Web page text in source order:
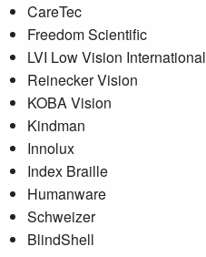
CareTec
Freedom Scientific
LVI Low Vision International
Reinecker Vision
KOBA Vision
Kindman
Innolux
Index Braille
Humanware
Schweizer
BlindShell